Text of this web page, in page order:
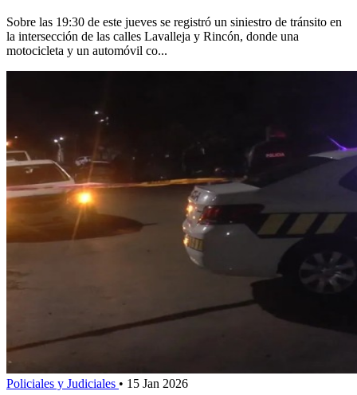
Sobre las 19:30 de este jueves se registró un siniestro de tránsito en
la intersección de las calles Lavalleja y Rincón, donde una
motocicleta y un automóvil co...
Policiales y Judiciales • 15 Jan 2026